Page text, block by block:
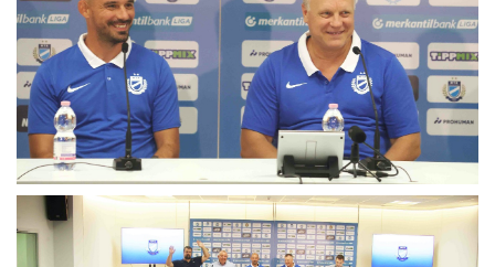
KLUB
GALÉRIA
SZURKOLÓI ÉLMÉNYEK
AKKREDITÁCIÓ